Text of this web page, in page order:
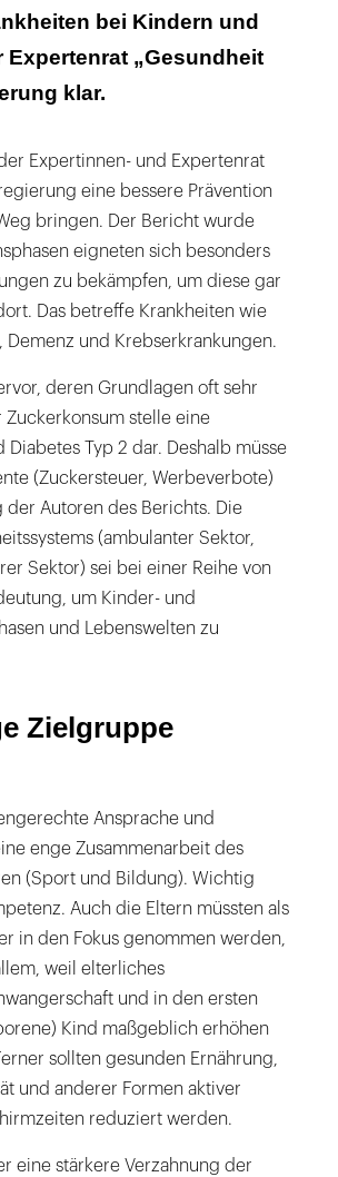
bei Kindern und
„Gesundheit
klar.
Expertinnen- und Expertenrat
eine bessere Prävention
bringen. Der Bericht wurde
eigneten sich besonders
zu bekämpfen, um diese gar
Das betreffe Krankheiten wie
und Krebserkrankungen.
deren Grundlagen oft sehr
stelle eine
Typ 2 dar. Deshalb müsse
(Zuckersteuer, Werbeverbote)
Autoren des Berichts. Die
(ambulanter Sektor,
Sektor) sei bei einer Reihe von
um Kinder- und
und Lebenswelten zu
Zielgruppe
Ansprache und
enge Zusammenarbeit des
(Sport und Bildung). Wichtig
Auch die Eltern müssten als
in den Fokus genommen werden,
weil elterliches
und in den ersten
Kind maßgeblich erhöhen
sollten gesunden Ernährung,
und anderer Formen aktiver
reduziert werden.
eine stärkere Verzahnung der